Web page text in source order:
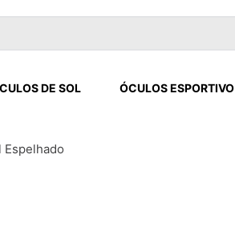
DE SOL ÓCULOS ESPORTIVO
Espelhado